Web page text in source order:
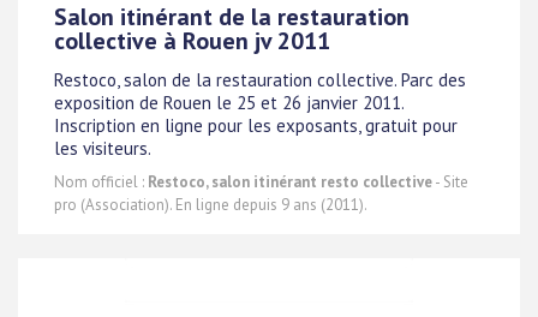
Salon itinérant de la restauration
collective à Rouen jv 2011
Restoco, salon de la restauration collective. Parc des
exposition de Rouen le 25 et 26 janvier 2011.
Inscription en ligne pour les exposants, gratuit pour
les visiteurs.
Nom officiel : Restoco, salon itinérant resto collective- Site
pro (Association). En ligne depuis 9 ans (2011).